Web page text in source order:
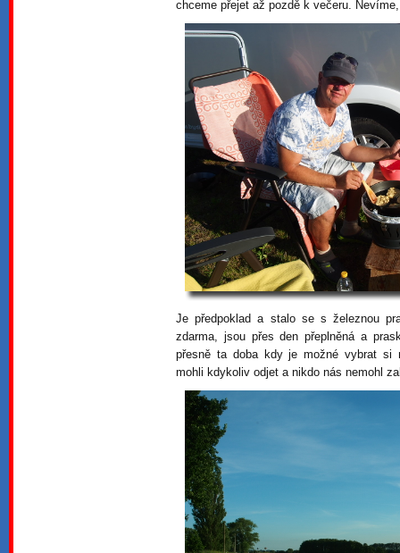
chceme přejet až pozdě k večeru.
Je předpoklad a stalo se s železnou
zdarma, jsou přes den přeplněná a
přesně ta doba kdy je možné vybrat si
mohli kdykoliv odjet a nikdo nás nemohl